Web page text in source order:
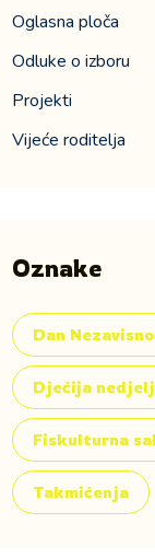
Oglasna ploča
Odluke o izboru
Projekti
Vijeće roditelja
Oznake
Dan
Dječija
Fiskulturna
Takmičenja